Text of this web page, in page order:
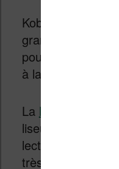
Kobo a lancé
grand écran de
pour introduire
à la liseuse
La Kobo Elipsa 2E
liseuse très haut
lectrices et
très grand écran